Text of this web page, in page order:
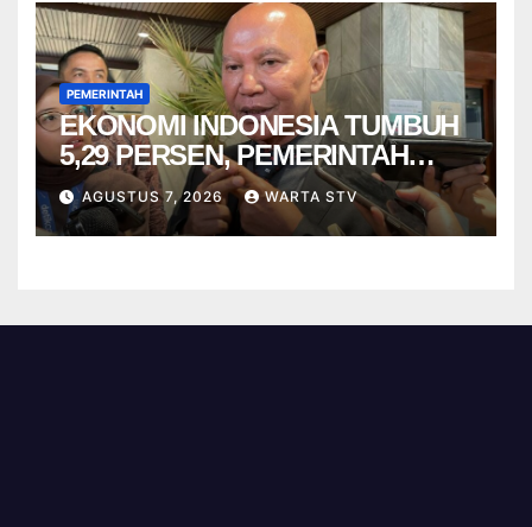
PEMERINTAH
EKONOMI INDONESIA TUMBUH
5,29 PERSEN, PEMERINTAH
DIMINTA TAK CEPAT PUAS
AGUSTUS 7, 2026 WARTA STV